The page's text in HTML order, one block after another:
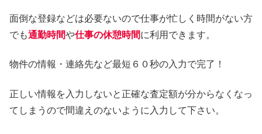
面倒な登録などは必要ないので仕事が忙しく時間がない方
でも通勤時間や仕事の休憩時間に利用できます。
物件の情報・連絡先など最短６０秒の入力で完了！
正しい情報を入力しないと正確な査定額が分からなくなっ
てしまうので間違えのないように入力して下さい。